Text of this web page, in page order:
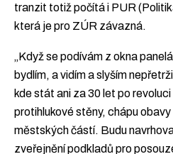
tranzit totiž počítá i PUR
která je pro ZÚR závazná.
„Když se podívám z okna
bydlím, a vidím a slyším
kde stát ani za 30 let po
protihlukové stěny, chápu
městských částí. Budu
zveřejnění podkladů pro